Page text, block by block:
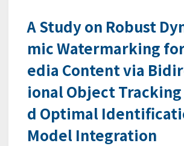
A Study on Robust
mic Watermarking
edia Content via
ional Object Tracking
d Optimal
Model Integration